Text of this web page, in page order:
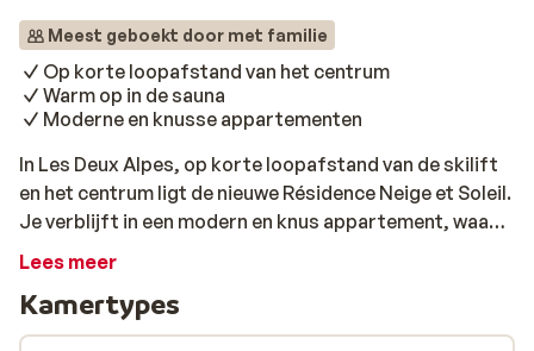
Meest geboekt door met familie
Op korte loopafstand van het centrum
Warm op in de sauna
Moderne en knusse appartementen
In Les Deux Alpes, op korte loopafstand van de skilift
en het centrum ligt de nieuwe Résidence Neige et Soleil.
Je verblijft in een modern en knus appartement, waar
je je direct thuis zult voelen door de gezellige en warme
het heerlijk om te ontspannen in de sauna. Vergeet ook
niet een bezoek te brengen aan het gezellige centrum
Lees meer
Kamertypes